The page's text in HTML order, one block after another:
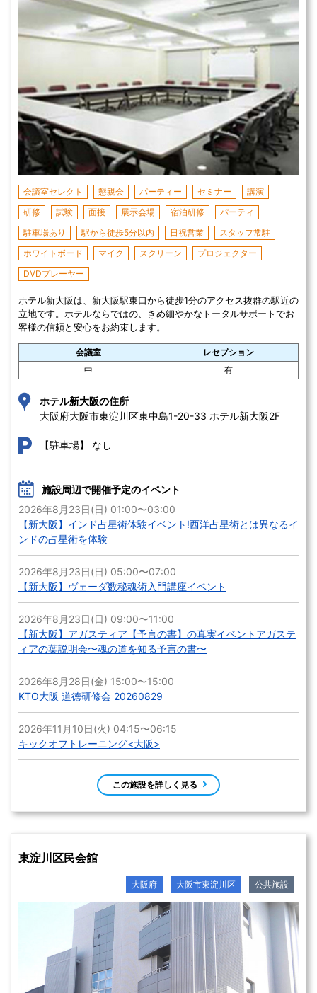
会議室セレクト 懇親会 パーティー セミナー
講演
研修
試験 面接 展示会場 宿泊研修
パーティ
駐車場あり
駅から徒歩5分以内 日祝営業
スタッフ常駐
ホワイトボード
マイク スクリーン
プロジェクター
DVDプレーヤー
ホテル新大阪は、新大阪駅東口から徒歩1分のアクセス抜群の駅近の
立地です。ホテルならではの、きめ細やかなトータルサポートでお
客様の信頼と安心をお約束します。
会議室
レセプション
中
有
ホテル新大阪の住所
大阪府大阪市東淀川区東中島1-20-33 ホテル新大阪2F
【駐車場】 なし
施設周辺で開催予定のイベント
2026年8月23日(日) 01:00〜03:00
【新大阪】インド占星術体験イベント!西洋占星術とは異なるイ
ンドの占星術を体験
2026年8月23日(日) 05:00〜07:00
【新大阪】ヴェーダ数秘魂術入門講座イベント
2026年8月23日(日) 09:00〜11:00
【新大阪】アガスティア【予言の書】の真実イベントアガステ
ィアの葉説明会〜魂の道を知る予言の書〜
2026年8月28日(金) 15:00〜15:00
KTO大阪 道徳研修会 20260829
2026年11月10日(火) 04:15〜06:15
キックオフトレーニング<大阪>
この施設を詳しく見る
東淀川区民会館
大阪府 大阪市東淀川区 公共施設